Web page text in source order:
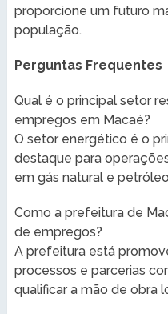
proporcione um futuro
população.
Perguntas Frequentes
Qual é o principal setor
empregos em Macaé?
O setor energético é o
destaque para
em gás natural e
Como a prefeitura de
de empregos?
A prefeitura está
processos e parcerias
qualificar a mão de obra